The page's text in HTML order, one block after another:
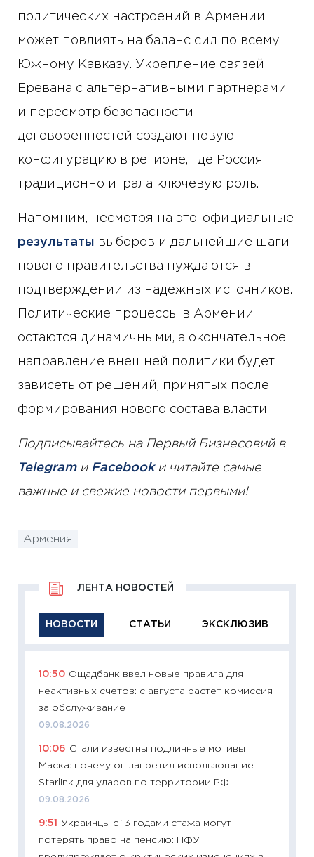
политических настроений в Армении
может повлиять на баланс сил по всему
Южному Кавказу. Укрепление связей
Еревана с альтернативными партнерами
и пересмотр безопасности
договоренностей создают новую
конфигурацию в регионе, где Россия
традиционно играла ключевую роль.
Напомним, несмотря на это, официальные
результаты выборов и дальнейшие шаги
нового правительства нуждаются в
подтверждении из надежных источников.
Политические процессы в Армении
остаются динамичными, а окончательное
направление внешней политики будет
зависеть от решений, принятых после
формирования нового состава власти.
Подписывайтесь на Первый Бизнесовий в
Telegramи Facebookи читайте самые
важные и свежие новости первыми!
Армения
НОВОСТИ СТАТЬИ ЭКСКЛЮЗИВ
ЛЕНТА НОВОСТЕЙ
10:50 Ощадбанк ввел новые правила для
неактивных счетов: с августа растет комиссия
за обслуживание
09.08.2026
10:06 Стали известны подлинные мотивы
Маска: почему он запретил использование
Starlink для ударов по территории РФ
09.08.2026
9:51
Украинцы с 13 годами стажа могут
потерять право на пенсию: ПФУ